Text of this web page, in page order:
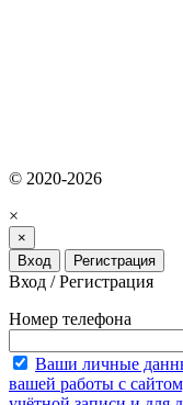
© 2020-2026
×
×
Вход
Регистрация
Вход / Регистрация
Номер телефона
Ваши личные
вашей работы с